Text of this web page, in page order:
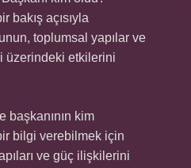
bakış açısıyla
toplumsal yapılar ve
üzerindeki etkilerini
başkanının kim
bilgi verebilmek için
ve güç ilişkilerini